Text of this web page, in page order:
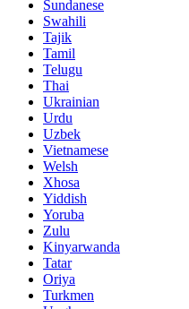
Sundanese
Swahili
Tajik
Tamil
Telugu
Thai
Ukrainian
Urdu
Uzbek
Vietnamese
Welsh
Xhosa
Yiddish
Yoruba
Zulu
Kinyarwanda
Tatar
Oriya
Turkmen